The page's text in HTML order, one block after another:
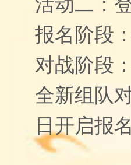
报名阶段
对战阶段
全新组队
日开启报